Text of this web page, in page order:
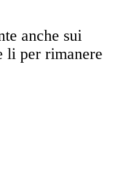
anche sui
li per rimanere